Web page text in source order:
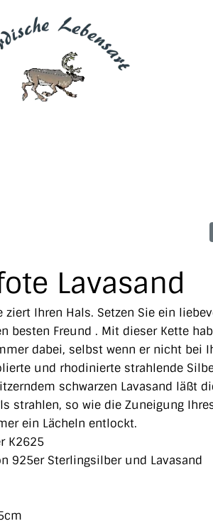
Lavasand
ziert Ihren Hals. Setzen Sie ein
besten Freund . Mit dieser Kette
dabei, selbst wenn er nicht bei
und rhodinierte strahlende
schwarzen Lavasand läßt
strahlen, so wie die Zuneigung
ein Lächeln entlockt.
K2625
925er Sterlingsilber und Lavasand